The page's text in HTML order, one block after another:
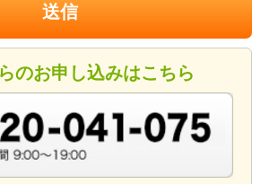
のお申し込みはこちら